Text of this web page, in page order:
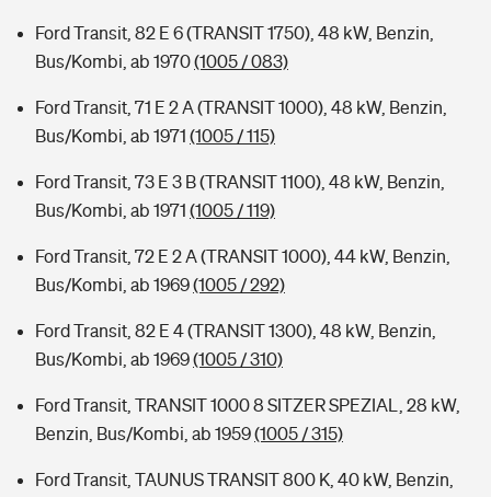
Ford Transit, 82 E 6 (TRANSIT 1750), 48 kW, Benzin,
Bus/Kombi, ab 1970(1005 / 083)
Ford Transit, 71 E 2 A (TRANSIT 1000), 48 kW, Benzin,
Bus/Kombi, ab 1971 (1005 / 115)
Ford Transit, 73 E 3 B (TRANSIT 1100), 48 kW, Benzin,
Bus/Kombi, ab 1971 (1005 / 119)
Ford Transit, 72 E 2 A (TRANSIT 1000), 44 kW, Benzin,
Bus/Kombi, ab 1969(1005 / 292)
Ford Transit, 82 E 4 (TRANSIT 1300), 48 kW, Benzin,
Bus/Kombi, ab 1969(1005 / 310)
Ford Transit, TRANSIT 1000 8 SITZER SPEZIAL, 28 kW,
Benzin, Bus/Kombi, ab 1959(1005 / 315)
Ford Transit, TAUNUS TRANSIT 800 K, 40 kW, Benzin,